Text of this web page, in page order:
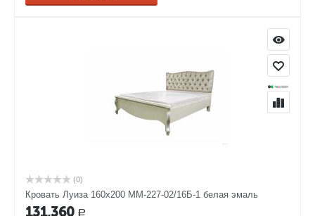
(0)
Кровать Луиза 160х200 ММ-227-02/16Б-1 белая эмаль
131,360 Р